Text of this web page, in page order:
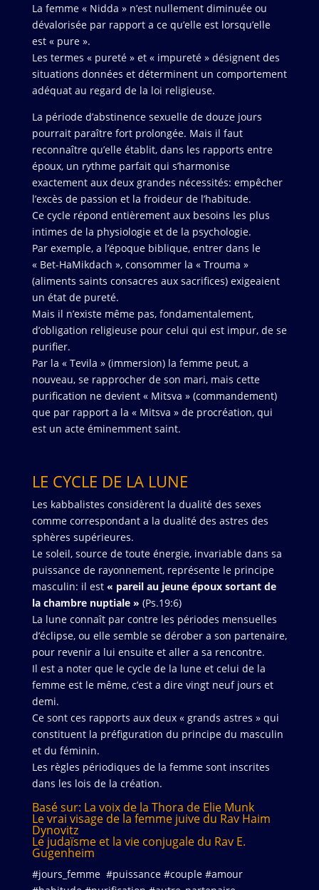
La femme « Nidda » n’est nullement diminuée ou
dévalorisée par rapport a ce qu’elle est lorsqu’elle
est « pure ».
Les termes « pureté » et « impureté » désignent des
situations données et déterminent un comportement
adéquat au regard de la loi religieuse.
La période d’abstinence sexuelle de douze jours
pourrait paraître fort prolongée. Mais il faut
reconnaître qu’elle établit, dans les rapports entre
époux, un rythme parfait qui s’harmonise
exactement aux deux grandes nécessités: empêcher
l’excès de passion et la froideur de l’habitude.
Ce cycle répond entièrement aux besoins les plus
intimes de la physiologie et de la psychologie.
Par exemple, a l’époque biblique, entrer dans le
« Bet-HaMikdach », consommer la « Trouma »
(aliments saints consacres aux sacrifices) exigeaient
un état de pureté.
Mais il n’existe même pas, fondamentalement,
d’obligation religieuse pour celui qui est impur, de se
purifier.
Par la « Tevila » (immersion) la femme peut, a
nouveau, se rapprocher de son mari, mais cette
purification ne devient « Mitsva » (commandement)
que par rapport a la « Mitsva » de procréation, qui
est un acte éminemment saint.
LE CYCLE DE LA LUNE
Les kabbalistes considèrent la dualité des sexes
comme correspondant a la dualité des astres des
sphères supérieures.
Le soleil, source de toute énergie, invariable dans sa
puissance de rayonnement, représente le principe
masculin: il est « pareil au jeune époux sortant de
la chambre nuptiale » (Ps.19:6)
La lune connaît par contre les périodes mensuelles
d’éclipse, ou elle semble se dérober a son partenaire,
pour revenir a lui ensuite et aller a sa rencontre.
Il est a noter que le cycle de la lune et celui de la
femme est le même, c’est a dire vingt neuf jours et
demi.
Ce sont ces rapports aux deux « grands astres » qui
constituent la préfiguration du principe du masculin
et du féminin.
Les règles périodiques de la femme sont inscrites
dans les lois de la création.
Basé sur: La voix de la Thora de Elie Munk
Le vrai visage de la femme juive du Rav Haim
Dynovitz
Le judaïsme et la vie conjugale du Rav E.
Gugenheim
#jours_femme #puissance #couple #amour